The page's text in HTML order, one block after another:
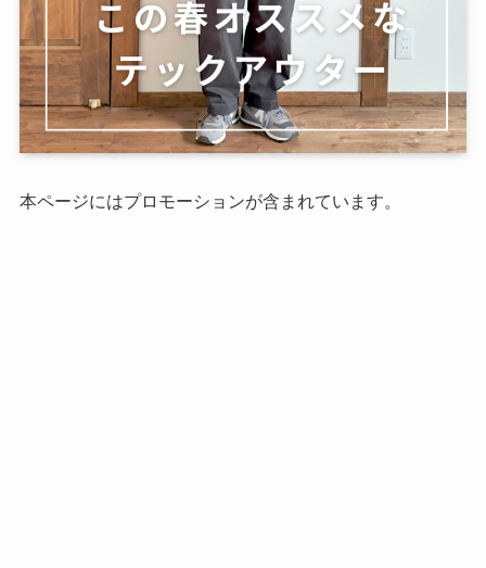
本ページにはプロモーションが含まれています。